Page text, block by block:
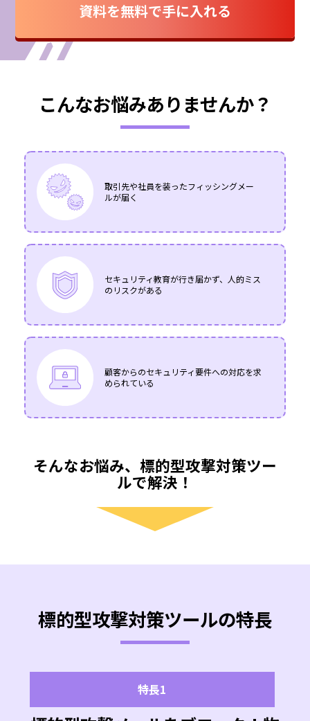
資料を無料で手に入れる
こんなお悩みありませんか？
取引先や社員を装ったフィッシングメー
ルが届く
セキュリティ教育が行き届かず、人的ミス
のリスクがある
顧客からのセキュリティ要件への対応を求
められている
そんなお悩み、標的型攻撃対策ツー
ルで解決！
標的型攻撃対策ツールの特長
特長1